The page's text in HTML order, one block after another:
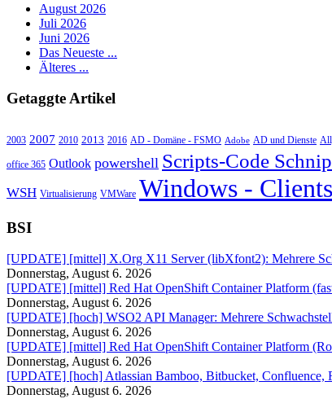
August 2026
Juli 2026
Juni 2026
Das Neueste ...
Älteres ...
Getaggte Artikel
2003 2007 2010 2013 2016 AD - Domäne - FSMO Adobe AD und Dienste
office 365 Outlook powershell Scripts-Code
WSH Virtualisierung VMWare Windows - Clients
BSI
[UPDATE] [mittel] X.Org X11 Server (libXfont2): Mehrere
Donnerstag, August 6. 2026
[UPDATE] [mittel] Red Hat OpenShift Container Platform
Donnerstag, August 6. 2026
[UPDATE] [hoch] WSO2 API Manager: Mehrere
Donnerstag, August 6. 2026
[UPDATE] [mittel] Red Hat OpenShift Container Platform
Donnerstag, August 6. 2026
[UPDATE] [hoch] Atlassian Bamboo, Bitbucket, Confluence,
Donnerstag, August 6. 2026